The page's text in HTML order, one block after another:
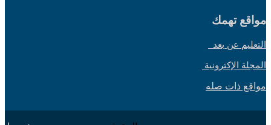
مواقع تهمك
التعليم عن بعد
المجلة الإكترونية
مواقع ذات صله